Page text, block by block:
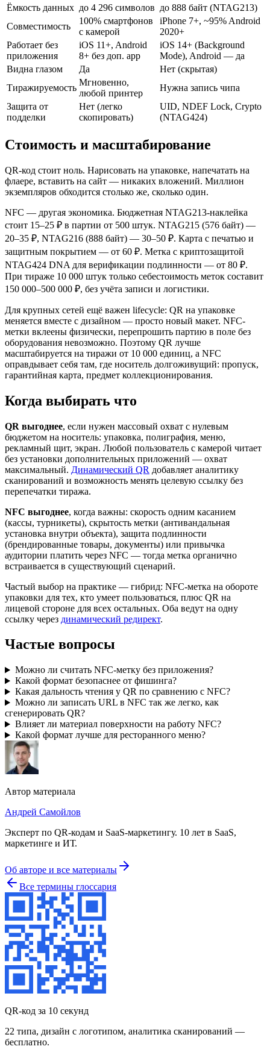
Ёмкость данных до 4 296 символов до 888 байт (NTAG213)
Совместимость
100% смартфонов
с камерой
iPhone 7+, ~95% Android
2020+
Работает без
приложения
iOS 11+, Android
8+ без доп. app
iOS 14+ (Background
Mode), Android — да
Видна глазом
Да
Нет (скрытая)
Тиражируемость
Мгновенно,
любой принтер
Нужна запись чипа
Защита от
подделки
Нет (легко
скопировать)
UID, NDEF Lock, Crypto
(NTAG424)
Стоимость и масштабирование
QR-код стоит ноль. Нарисовать на упаковке, напечатать на
флаере, вставить на сайт — никаких вложений. Миллион
экземпляров обходится столько же, сколько один.
NFC — другая экономика. Бюджетная NTAG213-наклейка
стоит 15–25 ₽ в партии от 500 штук. NTAG215 (576 байт) —
20–35 ₽, NTAG216 (888 байт) — 30–50 ₽. Карта с печатью и
защитным покрытием — от 60 ₽. Метка с криптозащитой
NTAG424 DNA для верификации подлинности — от 80 ₽.
При тираже 10 000 штук только себестоимость меток составит
150 000–500 000 ₽, без учёта записи и логистики.
Для крупных сетей ещё важен lifecycle: QR на упаковке
меняется вместе с дизайном — просто новый макет. NFC-
метки вклеены физически, перепрошить партию в поле без
оборудования невозможно. Поэтому QR лучше
масштабируется на тиражи от 10 000 единиц, а NFC
оправдывает себя там, где носитель долгоживущий: пропуск,
гарантийная карта, предмет коллекционирования.
Когда выбирать что
QR выгоднее, если нужен массовый охват с нулевым
бюджетом на носитель: упаковка, полиграфия, меню,
рекламный щит, экран. Любой пользователь с камерой читает
без установки дополнительных приложений — охват
максимальный. Динамический QR добавляет аналитику
сканирований и возможность менять целевую ссылку без
перепечатки тиража.
NFC выгоднее, когда важны: скорость одним касанием
(кассы, турникеты), скрытость метки (антивандальная
установка внутри объекта), защита подлинности
(брендированные товары, документы) или привычка
аудитории платить через NFC — тогда метка органично
встраивается в существующий сценарий.
Частый выбор на практике — гибрид: NFC-метка на обороте
упаковки для тех, кто умеет пользоваться, плюс QR на
лицевой стороне для всех остальных. Оба ведут на одну
ссылку через динамический редирект.
Частые вопросы
Можно ли считать NFC-метку без приложения?
Какой формат безопаснее от фишинга?
Какая дальность чтения у QR по сравнению с NFC?
Можно ли записать URL в NFC так же легко, как
сгенерировать QR?
Влияет ли материал поверхности на работу NFC?
Какой формат лучше для ресторанного меню?
Автор материала
Андрей Самойлов
Эксперт по QR-кодам и SaaS-маркетингу. 10 лет в SaaS,
маркетинге и ИТ.
Об авторе и все материалы
Все термины глоссария
QR-код за 10 секунд
22 типа, дизайн с логотипом, аналитика сканирований —
бесплатно.